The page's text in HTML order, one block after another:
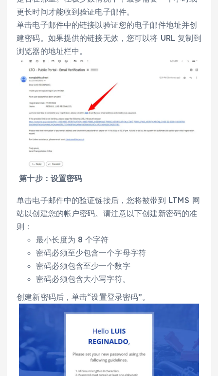
更长时间才能收到验证电子邮件。
单击电子邮件中的链接以验证您的电子邮件地址并创
建密码。如果提供的链接无效，您可以将 URL 复制到
浏览器的地址栏中。
第十步：设置密码
单击电子邮件中的验证链接后，您将被带到 LTMS 网
站以创建您的帐户密码。请注意以下创建新密码的准
则：
最小长度为 8 个字符
密码必须至少包含一个字母字符
密码必须包含至少一个数字
密码必须包含大小写字符。
创建新密码后，单击“设置登录密码”。